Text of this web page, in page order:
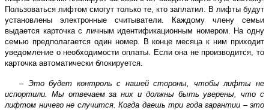
Пользоваться лифтом смогут только те, кто заплатил. В лифты будут
установлены электронные считыватели. Каждому члену семьи
выдается карточка с личным идентификационным номером. На одну
семью предполагается один номер. В конце месяца к ним приходит
уведомление о необходимости оплаты. Если она не производится, то
карточка автоматически блокируется.
– Это будет контроль с нашей стороны, чтобы лифты не
испортили. Мы отвечаем за них и должны быть уверены, что с
лифтом ничего не случится. Когда даешь три года гарантии – это